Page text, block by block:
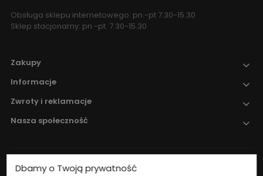
Obsługa sklepu internetowego: pn.-pt 7.30-15.30
Sklep stacjonarny: pn.-pt. 7.30-15.30
Zakupy
Informacje
Zwroty i reklamacje
Nasza społeczność
Nadzór nad obrotem produktami
Dbamy o Twoją prywatność